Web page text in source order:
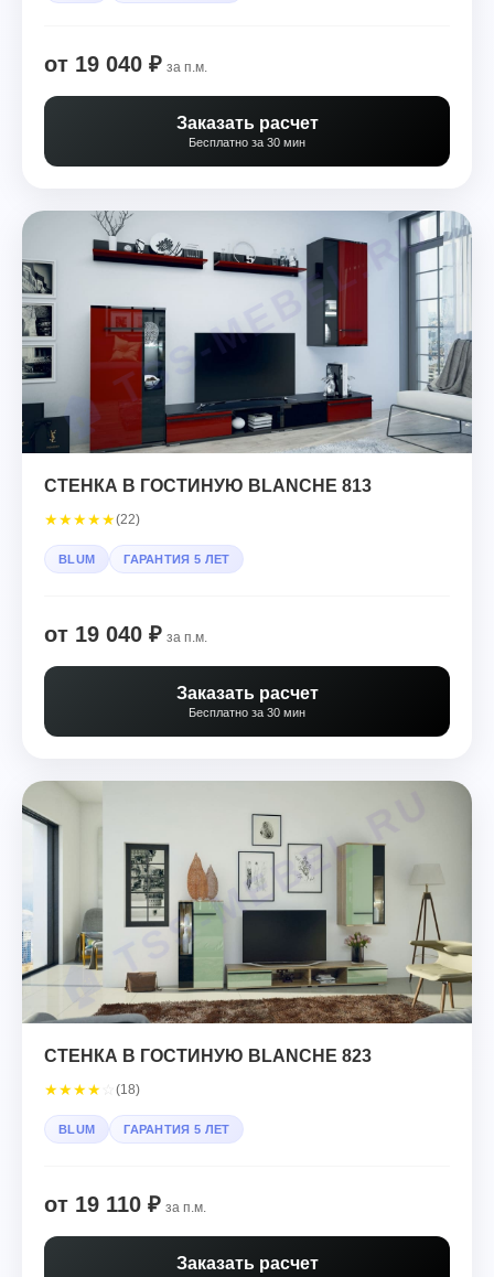
от 19 040 ₽ за п.м.
Заказать расчет
Бесплатно за 30 мин
СТЕНКА В ГОСТИНУЮ BLANCHE 813
★★★★★(22)
BLUM ГАРАНТИЯ 5 ЛЕТ
от 19 040 ₽ за п.м.
Заказать расчет
Бесплатно за 30 мин
СТЕНКА В ГОСТИНУЮ BLANCHE 823
★★★★ (18)
BLUM ГАРАНТИЯ 5 ЛЕТ
от 19 110 ₽ за п.м.
Заказать расчет